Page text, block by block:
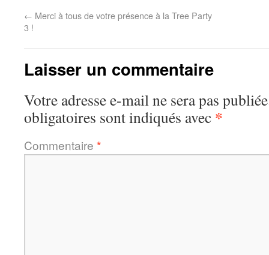
← Merci à tous de votre présence à la Tree Party
3 !
Laisser un commentaire
Votre adresse e-mail ne sera pas
obligatoires sont indiqués avec *
Commentaire *